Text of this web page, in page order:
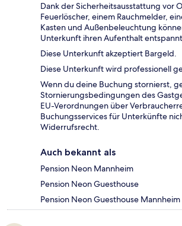
Dank der Sicherheitsausstattung vor
Feuerlöscher, einem Rauchmelder,
Kasten und Außenbeleuchtung
Unterkunft ihren Aufenthalt
Diese Unterkunft akzeptiert Bargeld.
Diese Unterkunft wird professionell
Wenn du deine Buchung stornierst,
Stornierungsbedingungen des
EU-Verordnungen über
Buchungsservices für Unterkünfte
Widerrufsrecht.
Auch bekannt als
Pension Neon Mannheim
Pension Neon Guesthouse
Pension Neon Guesthouse Mannheim